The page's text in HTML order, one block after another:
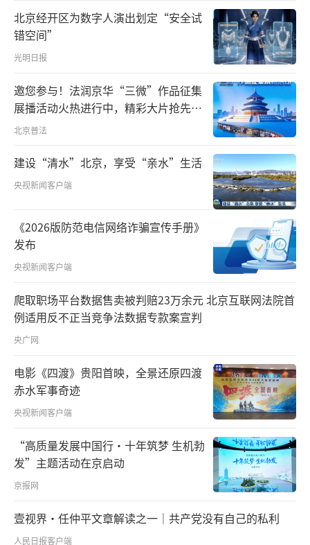
业农村局副局长张述斌说。
陈兆武开起了自己的米店，今年还通过了
绿色大米认证；临江镇新街村种粮户杨建荣开
网店售卖优质米，每斤6元，回头客越来越多，
去年卖出1万多斤；看好优质米的市场，钟安森
从福州回到浦城，建起1000多亩的紫云英大米
种植基地……
去年，浦城县5万斤紫云英种子被农户申领
一空，县里又追加了近3万斤。“以前没人领，
现在抢着要。”浦城县农业农村局局长张旭
说，未来浦城还将加大紫云英等绿肥种植的推
广力度，持之以恒守护好浦城的一方耕地，培
育优质大米，让农户的“钱袋子”更鼓。（责任
编辑：梁云娇 CN079）
北京经开区为数字人演出划定“安全试
错空间”
光明日报
邀您参与！法润京华“三微”作品征集
展播活动火热进行中，精彩大片抢先看
～
北京普法
建设“清水”北京，享受“亲水”生活
央视新闻客户端
《2026版防范电信网络诈骗宣传手册》
发布
央视新闻客户端
爬取职场平台数据售卖被判赔23万余元 北京互联网法院首
例适用反不正当竞争法数据专款案宣判
央广网
电影《四渡》贵阳首映，全景还原四渡
赤水军事奇迹
央视新闻客户端
“高质量发展中国行·十年筑梦 生机勃
发”主题活动在京启动
京报网
壹视界·任仲平文章解读之一｜共产党没有自己的私利
人民日报客户端